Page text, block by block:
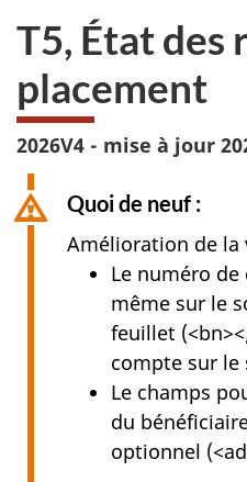
T5, État des
placement
2026V4 - mise à jour
Quoi de neuf :
Amélioration de la
Le numéro
même sur le
feuillet
compte sur
Le champs
du
optionnel